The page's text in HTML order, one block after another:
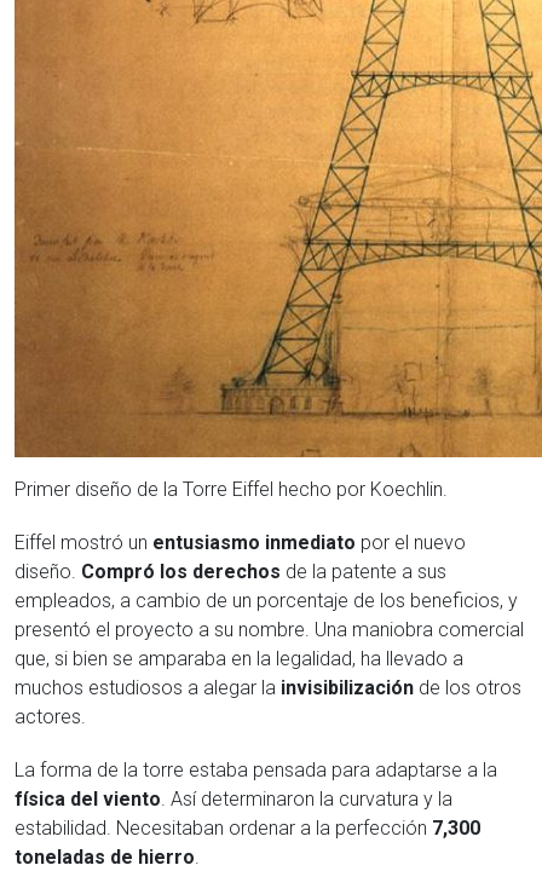
Primer diseño de la Torre Eiffel hecho por Koechlin.
Eiffel mostró un entusiasmo inmediato por el nuevo
diseño. Compró los derechos de la patente a sus
empleados, a cambio de un porcentaje de los beneficios, y
presentó el proyecto a su nombre. Una maniobra comercial
que, si bien se amparaba en la legalidad, ha llevado a
muchos estudiosos a alegar la invisibilización de los otros
actores.
La forma de la torre estaba pensada para adaptarse a la
física del viento. Así determinaron la curvatura y la
estabilidad. Necesitaban ordenar a la perfección 7,300
toneladas de hierro.